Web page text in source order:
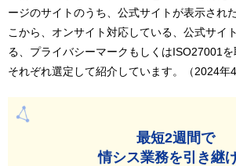
ージのサイトのうち、公式サイトが表示され
こから、オンサイト対応している、公式サイ
る、プライバシーマークもしくはISO27001
それぞれ選定して紹介しています。（2024年
最短2週間で
情シス業務を引き継